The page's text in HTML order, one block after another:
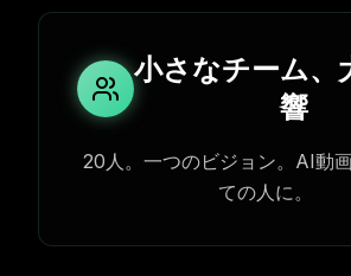
小さなチーム、
響
20人。一つのビジョン。AI動
ての人に。